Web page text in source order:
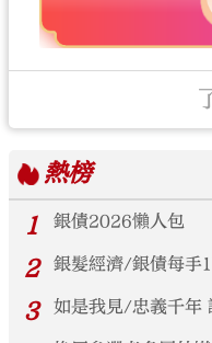
熱榜
1
銀債2026懶人包
2 銀髮經濟/銀債每手
3 如是我見/忠義千年